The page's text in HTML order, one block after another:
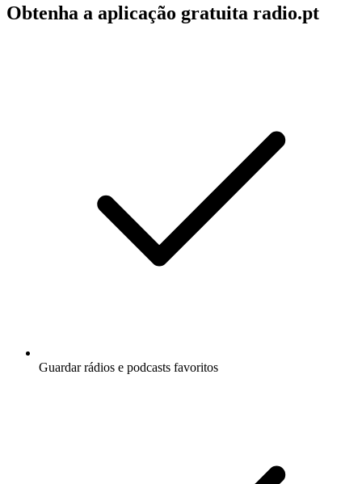
Obtenha a aplicação gratuita radio.pt
Guardar rádios e podcasts favoritos